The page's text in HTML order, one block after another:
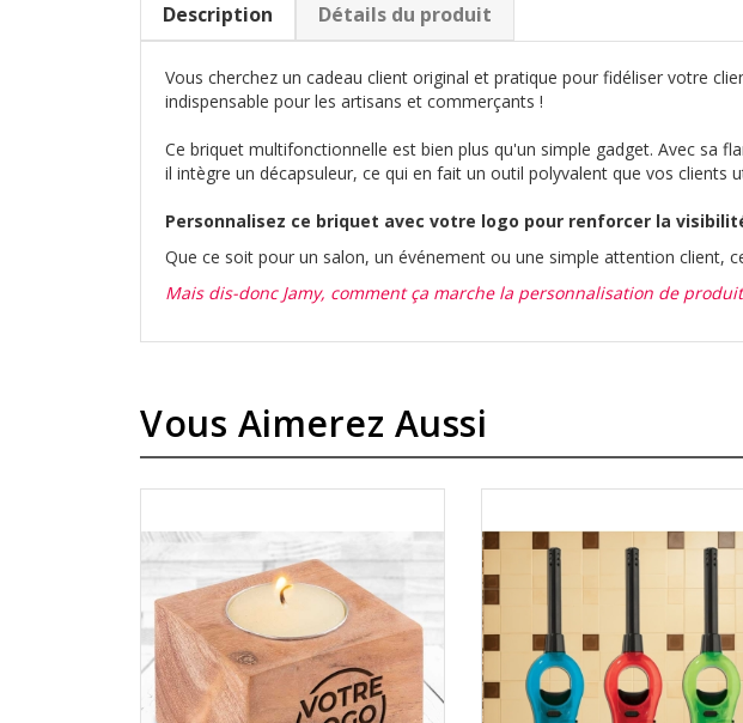
Description Détails du produit
Vous cherchez un cadeau client original et pratique pour fidéliser votre
indispensable pour les artisans et commerçants !
Ce briquet multifonctionnelle est bien plus qu'un simple gadget. Avec sa
il intègre un décapsuleur, ce qui en fait un outil polyvalent que vos clients
Personnalisez ce briquet avec votre logo pour renforcer la
Que ce soit pour un salon, un événement ou une simple attention client,
Mais dis-donc Jamy, comment ça marche la personnalisation de produit
Vous Aimerez Aussi